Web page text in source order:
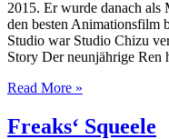
2015. Er wurde danach als
den besten Animationsfilm
Studio war Studio Chizu
Story Der neunjährige
Read More »
Freaks‘ Squeele